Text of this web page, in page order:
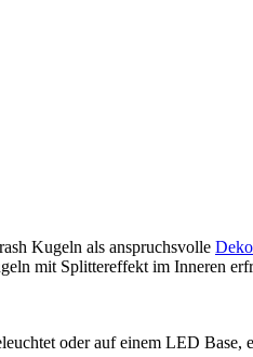
Kugeln als anspruchsvolle
mit Splittereffekt im Inneren
oder auf einem LED Base,